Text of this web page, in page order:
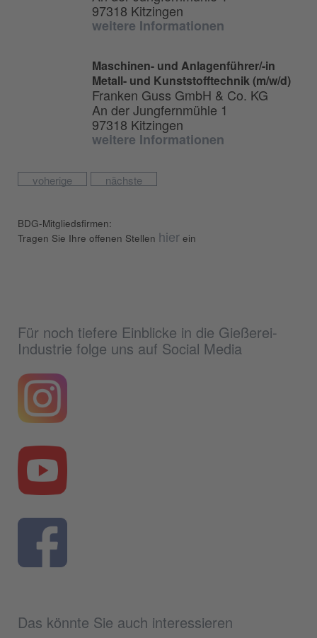
97318 Kitzingen
weitere Informationen
Maschinen- und Anlagenführer/-in
Metall- und Kunststofftechnik (m/w/d)
Franken Guss GmbH & Co. KG
An der Jungfernmühle 1
97318 Kitzingen
weitere Informationen
voherige nächste
BDG-Mitgliedsfirmen:
Tragen Sie Ihre offenen Stellen hier ein
Für noch tiefere Einblicke in die Gießerei-
Industrie folge uns auf Social Media
Das könnte Sie auch interessieren